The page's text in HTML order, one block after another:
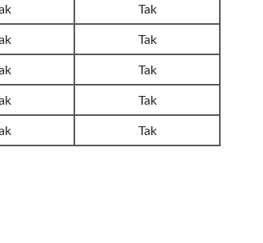
Tak
Tak
Tak
Tak
Tak